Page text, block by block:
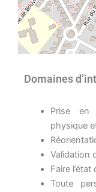
Domaines
Prise en
physique
Validation
Faire
Toute